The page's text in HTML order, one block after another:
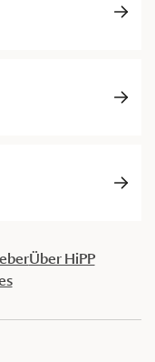
Über HiPP